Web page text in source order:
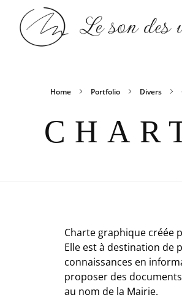
Home Portfolio Divers
Charte graphique créée
Elle est à destination de
connaissances en
proposer des
au nom de la Mairie.